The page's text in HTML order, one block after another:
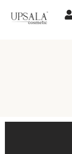
contenido